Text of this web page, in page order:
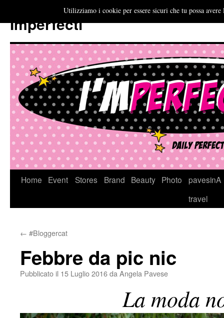
Imperfecti
VaiHome Event Stores Brand Beauty Photo
pavesinA
travel
← #Bloggercat
Febbre da pic nic
Pubblicato il 15 Luglio 2016da Angela Pavese
La moda
Utilizziamo i cookie per essere sicuri che tu possa